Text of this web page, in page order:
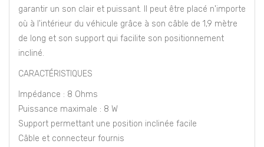
garantir un son clair et puissant. Il peut être placé n'importe
où à l'intérieur du véhicule grâce à son câble de 1,9 mètre
de long et son support qui facilite son positionnement
incliné.
CARACTÉRISTIQUES
Impédance : 8 Ohms
Puissance maximale : 8 W
Support permettant une position inclinée facile
Câble et connecteur fournis